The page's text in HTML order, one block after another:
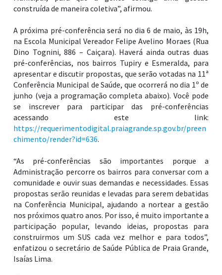
construída de maneira coletiva”, afirmou.
A próxima pré-conferência será no dia 6 de maio, às 19h,
na Escola Municipal Vereador Felipe Avelino Moraes (Rua
Dino Tognini, 886 – Caiçara). Haverá ainda outras duas
pré-conferências, nos bairros Tupiry e Esmeralda, para
apresentar e discutir propostas, que serão votadas na 11ª
Conferência Municipal de Saúde, que ocorrerá no dia 1º de
junho (veja a programação completa abaixo). Você pode
se inscrever para participar das pré-conferências
acessando este link:
https://requerimentodigital.praiagrande.sp.gov.br/preen
chimento/render?id=636.
“As pré-conferências são importantes porque a
Administração percorre os bairros para conversar com a
comunidade e ouvir suas demandas e necessidades. Essas
propostas serão reunidas e levadas para serem debatidas
na Conferência Municipal, ajudando a nortear a gestão
nos próximos quatro anos. Por isso, é muito importante a
participação popular, levando ideias, propostas para
construirmos um SUS cada vez melhor e para todos”,
enfatizou o secretário de Saúde Pública de Praia Grande,
Isaías Lima.